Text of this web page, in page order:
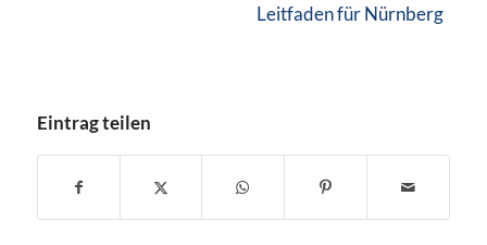
Leitfaden für Nürnberg
Eintrag teilen